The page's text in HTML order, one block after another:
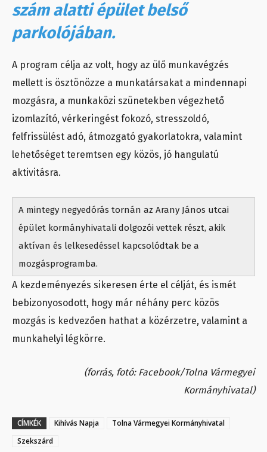
szám alatti épület belső
parkolójában.
A program célja az volt, hogy az ülő munkavégzés
mellett is ösztönözze a munkatársakat a mindennapi
mozgásra, a munkaközi szünetekben végezhető
izomlazító, vérkeringést fokozó, stresszoldó,
felfrissülést adó, átmozgató gyakorlatokra, valamint
lehetőséget teremtsen egy közös, jó hangulatú
aktivitásra.
A mintegy negyedórás tornán az Arany János utcai
épület kormányhivatali dolgozói vettek részt, akik
aktívan és lelkesedéssel kapcsolódtak be a
mozgásprogramba.
A kezdeményezés sikeresen érte el célját, és ismét
bebizonyosodott, hogy már néhány perc közös
mozgás is kedvezően hathat a közérzetre, valamint a
munkahelyi légkörre.
(forrás, fotó: Facebook/Tolna Vármegyei
Kormányhivatal)
CÍMKÉK Kihívás Napja
Tolna Vármegyei Kormányhivatal
Szekszárd